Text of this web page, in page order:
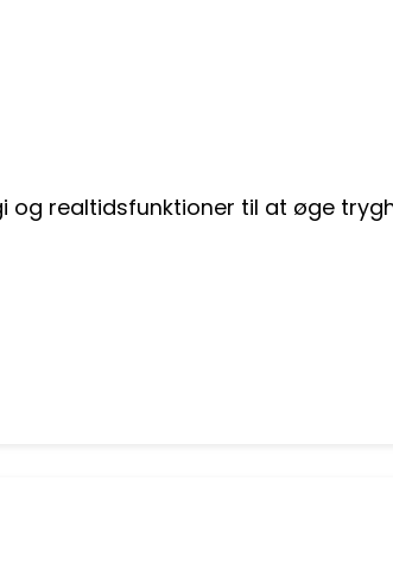
og realtidsfunktioner til at øge